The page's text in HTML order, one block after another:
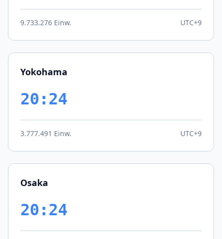
9.733.276 Einw. UTC+9
Yokohama
20:24
3.777.491 Einw. UTC+9
Osaka
20:24